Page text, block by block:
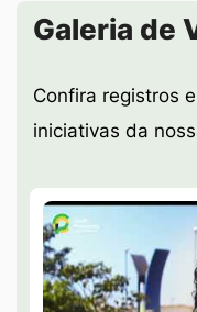
Seção Galeria de
Galeria de
Confira registros
iniciativas da